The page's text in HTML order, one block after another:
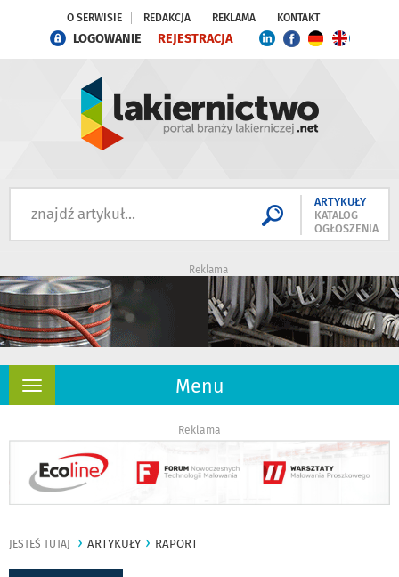
O SERWISIE REDAKCJA REKLAMA KONTAKT
LOGOWANIE REJESTRACJA
ARTYKUŁY
KATALOG
OGŁOSZENIA
Reklama
Menu
Rozwiń
Reklama
JESTEŚ TUTAJ ARTYKUŁY RAPORT